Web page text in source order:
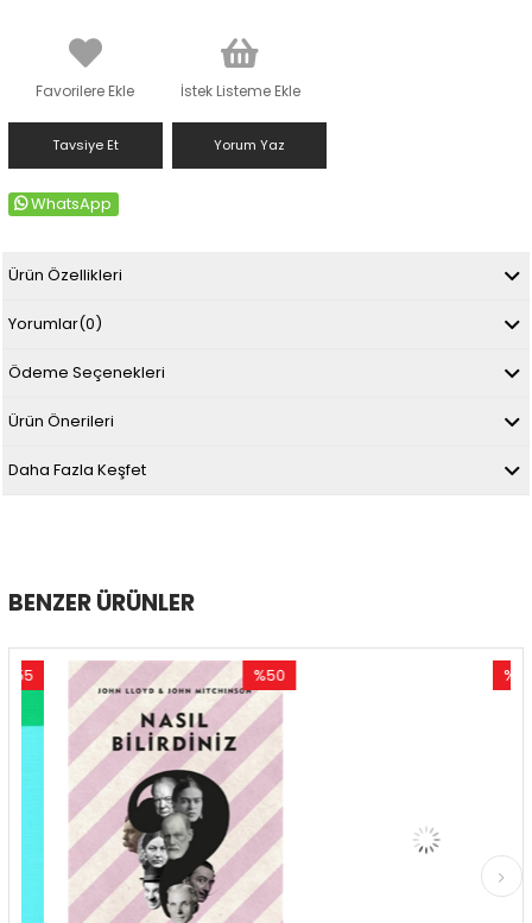
Favorilere Ekle İstek Listeme Ekle
Tavsiye Et Yorum Yaz
WhatsApp
Ürün Özellikleri
Yorumlar(0)
Ödeme Seçenekleri
Ürün Önerileri
Daha Fazla Keşfet
BENZER ÜRÜNLER
%50
İndirim
%50İndirim
%50